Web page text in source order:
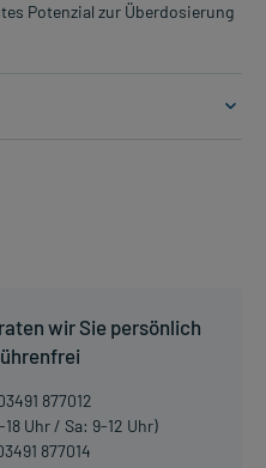
Potenzial zur Überdosierung
Erkrankungen, Demenz und
bei psychiatrischen
psychiatrischen
wir Sie persönlich
877012
Uhr / Sa: 9-12 Uhr)
877014